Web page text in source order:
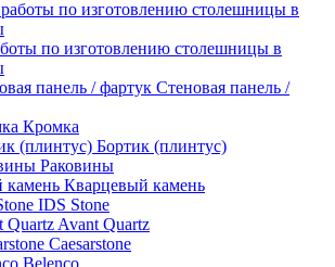
по изготовлению столешницы в
Стеновая панель /
Кромка
Бортик (плинтус)
Раковины
Кварцевый камень
IDS Stone
Avant Quartz
Caesarstone
Belenco